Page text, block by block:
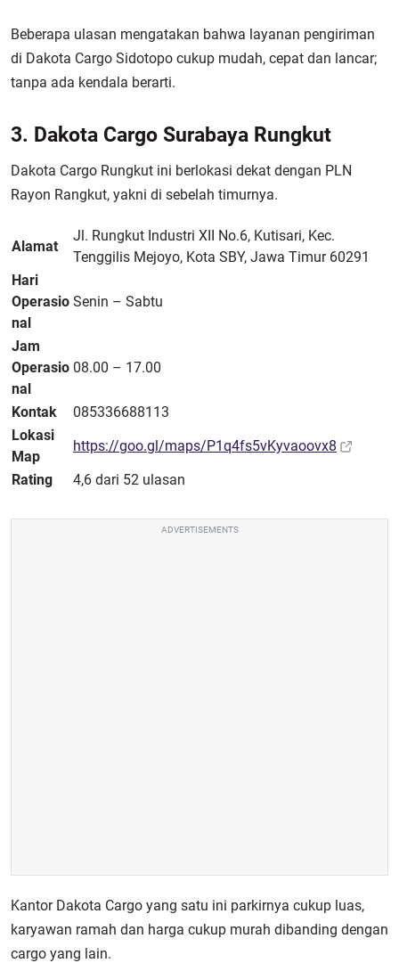
Beberapa ulasan mengatakan bahwa layanan pengiriman
di Dakota Cargo Sidotopo cukup mudah, cepat dan lancar;
tanpa ada kendala berarti.
3. Dakota Cargo Surabaya Rungkut
Dakota Cargo Rungkut ini berlokasi dekat dengan PLN
Rayon Rangkut, yakni di sebelah timurnya.
Alamat
Jl. Rungkut Industri XII No.6, Kutisari, Kec.
Tenggilis Mejoyo, Kota SBY, Jawa Timur 60291
Hari
Operasio
nal
Senin – Sabtu
Jam
Operasio
nal
08.00 – 17.00
Kontak
085336688113
Lokasi
Map
https://goo.gl/maps/P1q4fs5vKyvaoovx8
Rating
4,6 dari 52 ulasan
ADVERTISEMENTS
Kantor Dakota Cargo yang satu ini parkirnya cukup luas,
karyawan ramah dan harga cukup murah dibanding dengan
cargo yang lain.